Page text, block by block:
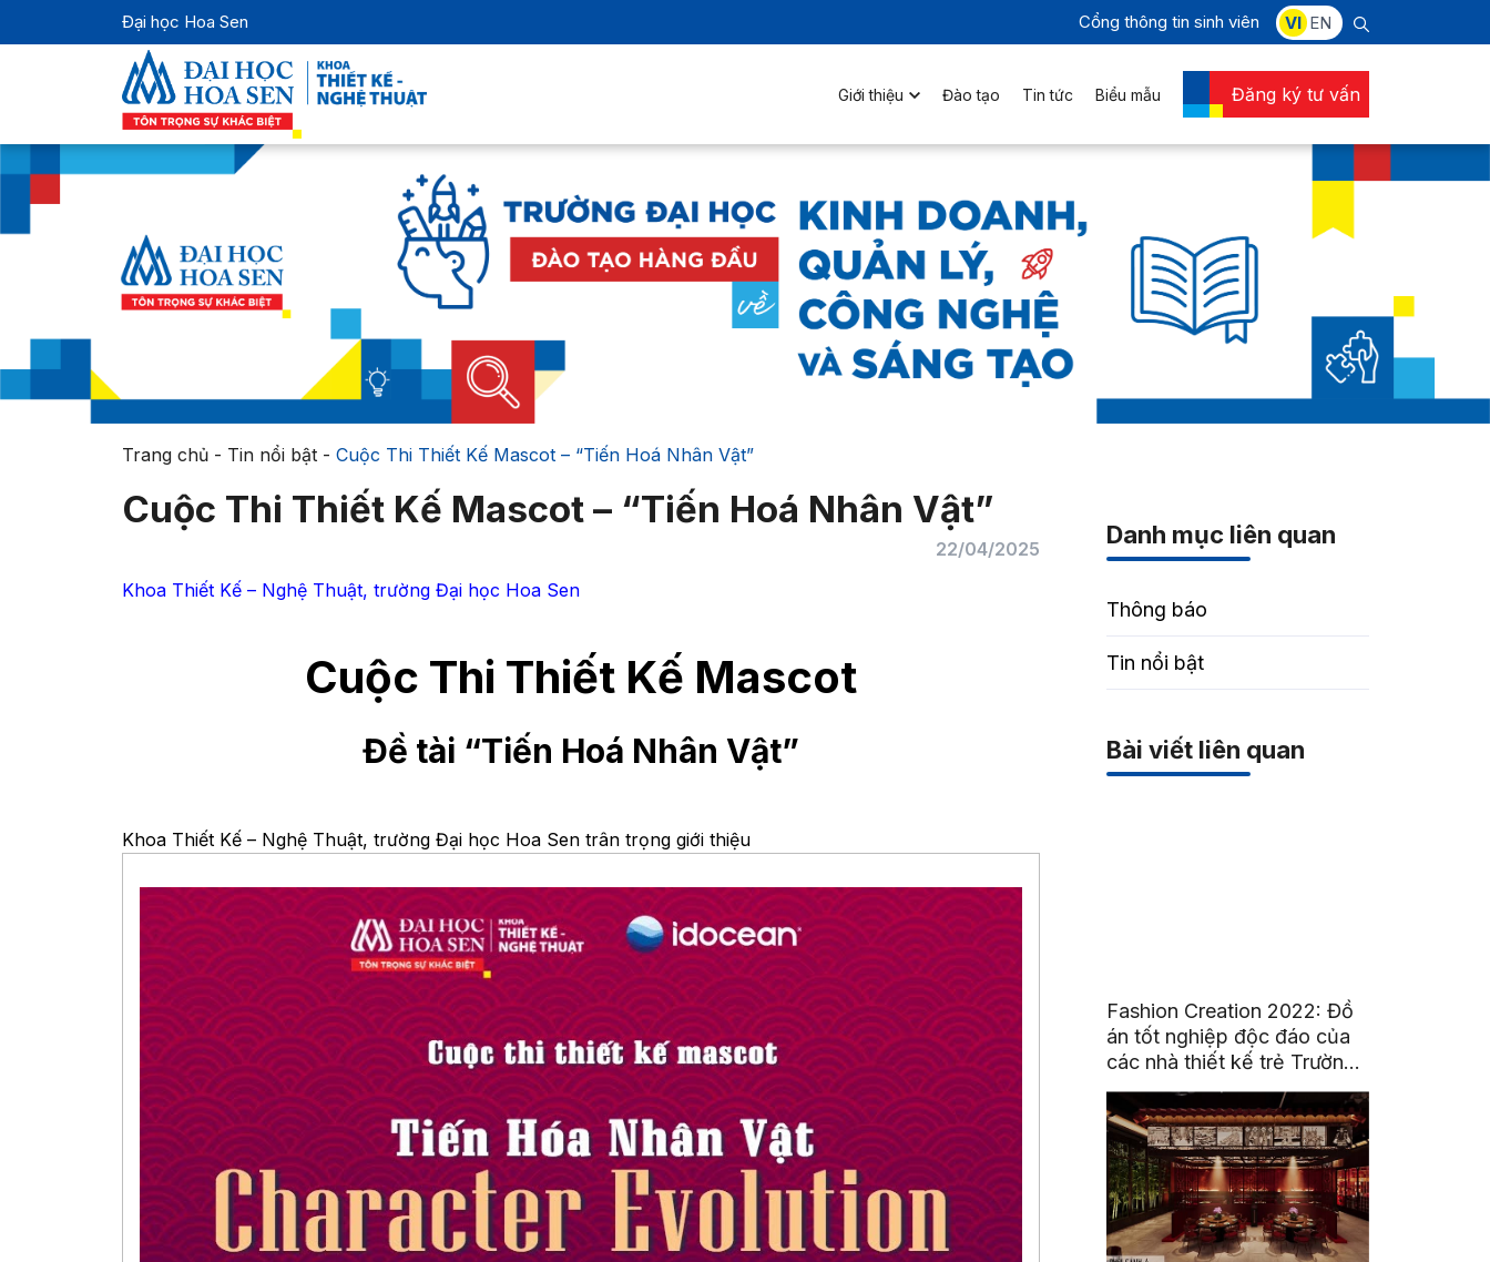
Đại học Hoa Sen Cổng thông tin sinh viên VI EN
Giới thiệu Đào tạo Tin tức Biểu mẫu Đăng ký tư vấn
Trang chủ- Tin nổi bật- Cuộc Thi Thiết Kế Mascot – “Tiến Hoá Nhân Vật”
Cuộc Thi Thiết Kế Mascot – “Tiến Hoá Nhân Vật”
22/04/2025
Khoa Thiết Kế – Nghệ Thuật, trường Đại học Hoa Sen
Cuộc Thi Thiết Kế Mascot
Đề tài “Tiến Hoá Nhân Vật”
Khoa Thiết Kế – Nghệ Thuật, trường Đại học Hoa Sen trân trọng giới thiệu
Danh mục liên quan
Thông báo
Tin nổi bật
Bài viết liên quan
Fashion Creation 2022: Đồ
án tốt nghiệp độc đáo của
các nhà thiết kế trẻ Trường
Đại Học Hoa Sen